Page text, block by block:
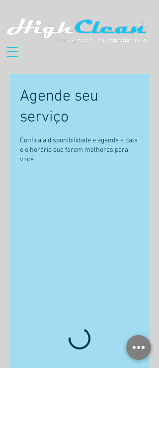
Agende seu
serviço
Confira a disponibilidade e agende a data
e o horário que forem melhores para
você.